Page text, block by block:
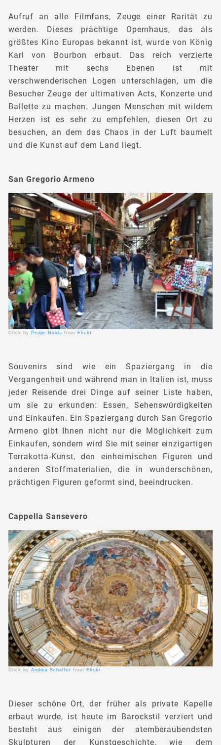
Aufruf an alle Filmfans, Zeuge einer Rarität zu
werden. Dieses prächtige Opernhaus, das als
größtes Kino Europas bekannt ist, wurde von König
Karl von Bourbon erbaut. Das reich verzierte
Theater mit sechs Ebenen ist mit
verschwenderischen Logen unterschlagen, um die
Besucher Zeuge der ultimativen Acts, Konzerte und
Ballette zu machen. Jungen Menschen mit wildem
Herzen ist es sehr zu empfehlen, diesen Ort zu
besuchen, an dem das Chaos in der Luft baumelt
und die Kunst auf dem Land liegt.
Click by Peppe Guidafrom Flickr
San Gregorio Armeno
Souvenirs sind wie ein Spaziergang in die
Vergangenheit und während man in Italien ist, muss
jeder Reisende drei Dinge auf seiner Liste haben,
um sie zu erkunden: Essen, Sehenswürdigkeiten
und Einkaufen. Ein Spaziergang durch San Gregorio
Armeno gibt Ihnen nicht nur die Möglichkeit zum
Einkaufen, sondern wird Sie mit seiner einzigartigen
Terrakotta-Kunst, den einheimischen Figuren und
anderen Stoffmaterialien, die in wunderschönen,
prächtigen Figuren geformt sind, beeindrucken.
Click by Andrea Schaffer from Flickr
Cappella Sansevero
Dieser schöne Ort, der früher als private Kapelle
erbaut wurde, ist heute im Barockstil verziert und
besteht aus einigen der atemberaubendsten
Skulpturen der Kunstgeschichte, wie dem